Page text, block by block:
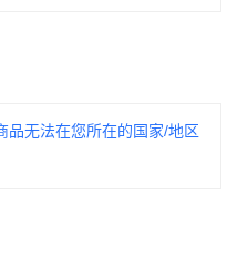
品无法在您所在的国家/地区